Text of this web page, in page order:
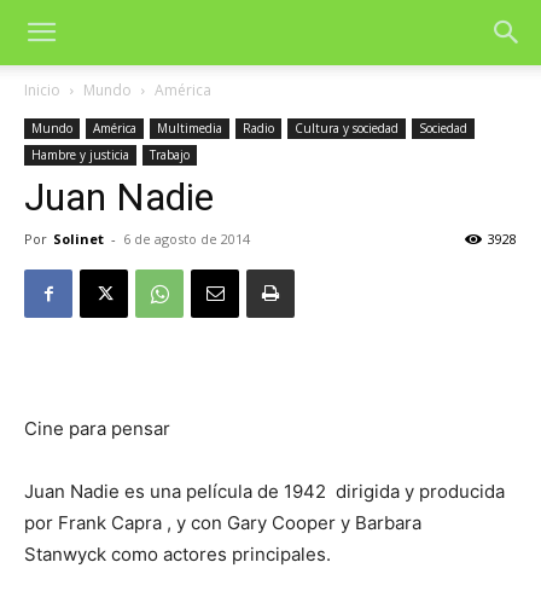
Inicio Mundo América
Mundo América Multimedia Radio Cultura y sociedad
Sociedad
Hambre y justicia
Trabajo
Juan Nadie
Por Solinet - 6 de agosto de 2014 3928
Cine para pensar
Juan Nadie es una película de 1942 dirigida y producida
por Frank Capra , y con Gary Cooper y Barbara
Stanwyck como actores principales.